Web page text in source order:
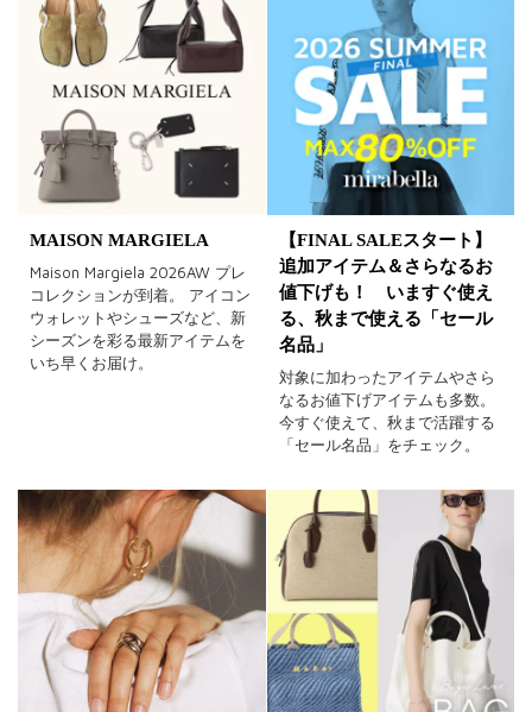
MAISON MARGIELA
Maison Margiela 2026AW プレ
コレクションが到着。 アイコン
ウォレットやシューズなど、新
シーズンを彩る最新アイテムを
いち早くお届け。
【FINAL SALEスタート】
追加アイテム＆さらなるお
値下げも！ いますぐ使え
る、秋まで使える「セール
名品」
対象に加わったアイテムやさら
なるお値下げアイテムも多数。
今すぐ使えて、秋まで活躍する
「セール名品」をチェック。